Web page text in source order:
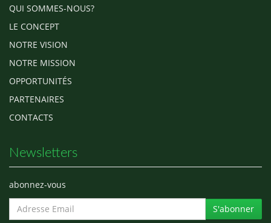
QUI SOMMES-NOUS?
LE CONCEPT
NOTRE VISION
NOTRE MISSION
OPPORTUNITÉS
PARTENAIRES
CONTACTS
Newsletters
abonnez-vous
S'abonner